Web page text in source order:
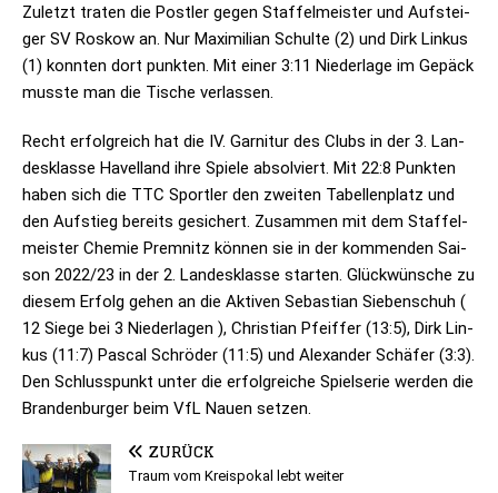
Zuletzt tra­ten die Post­ler gegen Staf­fel­meis­ter und Auf­stei­
ger SV Ros­kow an. Nur Maxi­mi­lian Schulte (2) und Dirk Lin­kus
(1) konn­ten dort punk­ten. Mit einer 3:11 Nie­der­lage im Gepäck
musste man die Tische verlassen.
Recht erfolg­reich hat die IV. Gar­ni­tur des Clubs in der 3. Lan­
des­klasse Havel­land ihre Spiele absol­viert. Mit 22:8 Punk­ten
haben sich die TTC Sport­ler den zwei­ten Tabel­len­platz und
den Auf­stieg bereits gesi­chert. Zusam­men mit dem Staf­fel­
meis­ter Che­mie Prem­nitz kön­nen sie in der kom­men­den Sai­
son 2022/23 in der 2. Lan­des­klasse star­ten. Glück­wün­sche zu
die­sem Erfolg gehen an die Akti­ven Sebas­tian Sie­ben­schuh (
12 Siege bei 3 Nie­der­la­gen ), Chris­tian Pfeif­fer (13:5), Dirk Lin­
kus (11:7) Pas­cal Schrö­der (11:5) und Alex­an­der Schä­fer (3:3).
Den Schluss­punkt unter die erfolg­rei­che Spiel­se­rie wer­den die
Bran­den­bur­ger beim VfL Nauen setzen.
ZURÜCK
Traum vom Kreispokal lebt weiter